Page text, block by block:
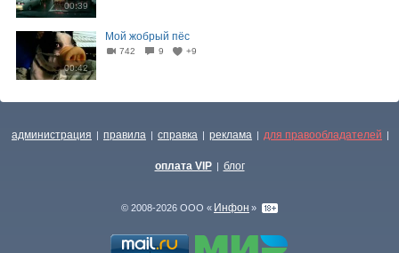
00:39
00:42
Мой жобрый пёс
742 9 +9
администрация | правила | справка | реклама | для правообладателей |
оплата VIP | блог
© 2008-2026 ООО « Инфон »